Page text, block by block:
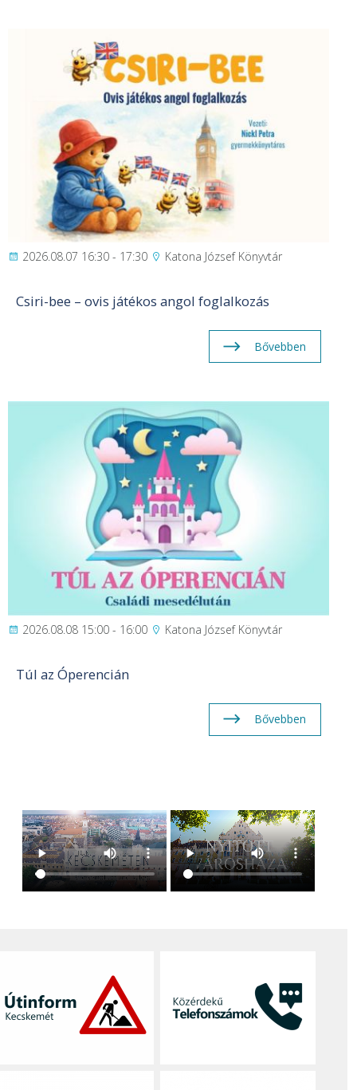
2026.08.07 16:30 - 17:30 Katona József Könyvtár
Csiri-bee – ovis játékos angol foglalkozás
Bővebben
2026.08.08 15:00 - 16:00 Katona József Könyvtár
Túl az Óperencián
Bővebben